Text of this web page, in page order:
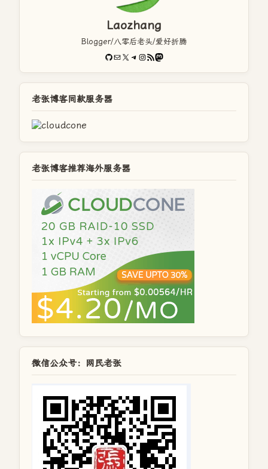
Laozhang
Blogger/八零后老头/爱好折腾
GitHub
电子邮件X Telegram
Instagram
RSS FeedMastodon
老张博客同款服务器
老张博客推荐海外服务器
微信公众号：网民老张